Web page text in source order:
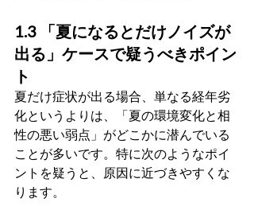
1.3 「夏になるとだけノイズが
出る」ケースで疑うべきポイン
ト
夏だけ症状が出る場合、単なる経年劣
化というよりは、「夏の環境変化と相
性の悪い弱点」がどこかに潜んでいる
ことが多いです。特に次のようなポイ
ントを疑うと、原因に近づきやすくな
ります。